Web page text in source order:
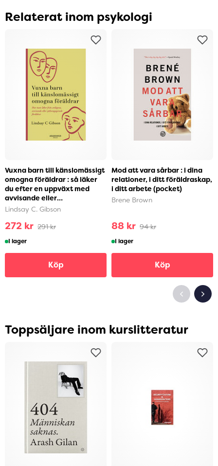
Relaterat inom psykologi
Vuxna barn till känslomässigt
omogna föräldrar : så läker
du efter en uppväxt med
avvisande eller
självupptagna föräldra...
Lindsay C. Gibson
272 kr 291 kr
I lager
Köp
Mod att vara sårbar : i dina
relationer, i ditt föräldraskap,
i ditt arbete (pocket)
Brene Brown
88 kr 94 kr
I lager
Köp
Toppsäljare inom kurslitteratur